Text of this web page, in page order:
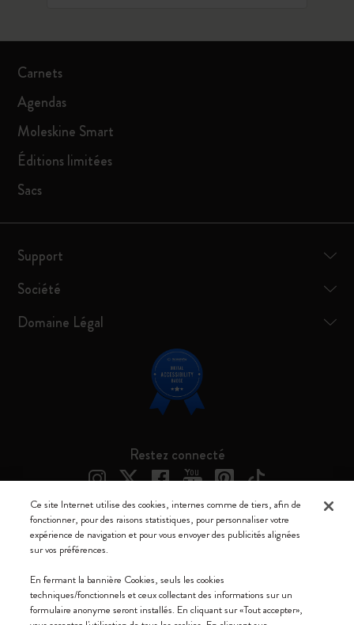
Carnets
Agendas
Moleskine Smart
Éditions limitées
Sacs
Support
Société
Domaine Légal
Restez connecté
Moleskine ® est une marque enregistrée de Moleskine Srl a socio unico
Italia - P. IVA / CCIAA n. 07234480965 - REA MI 1945400 - Cap.
Soc. €2.181.513,42
Ce site Internet utilise des cookies, internes comme de tiers, afin de
fonctionner, pour des raisons statistiques, pour personnaliser votre
expérience de navigation et pour vous envoyer des publicités alignées
sur vos préférences.
En fermant la bannière Cookies, seuls les cookies
techniques/fonctionnels et ceux collectant des informations sur un
formulaire anonyme seront installés. En cliquant sur «Tout accepter»,